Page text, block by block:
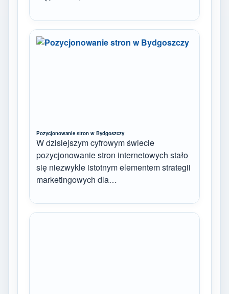
Pozycjonowanie stron w Bydgoszczy
W dzisiejszym cyfrowym świecie
pozycjonowanie stron internetowych stało
się niezwykle istotnym elementem strategii
marketingowych dla…